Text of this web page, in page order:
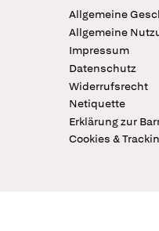
Allgemeine
Allgemeine
Impressum
Datenschutz
Widerrufsrecht
Netiquette
Erklärung zur
Cookies &